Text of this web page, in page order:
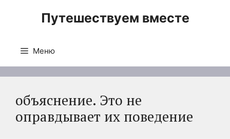
Путешествуем вместе
Меню
объяснение. Это не
оправдывает их поведение